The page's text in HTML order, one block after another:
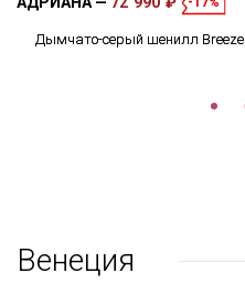
Дымчато-серый шенилл Breeze
Венеция